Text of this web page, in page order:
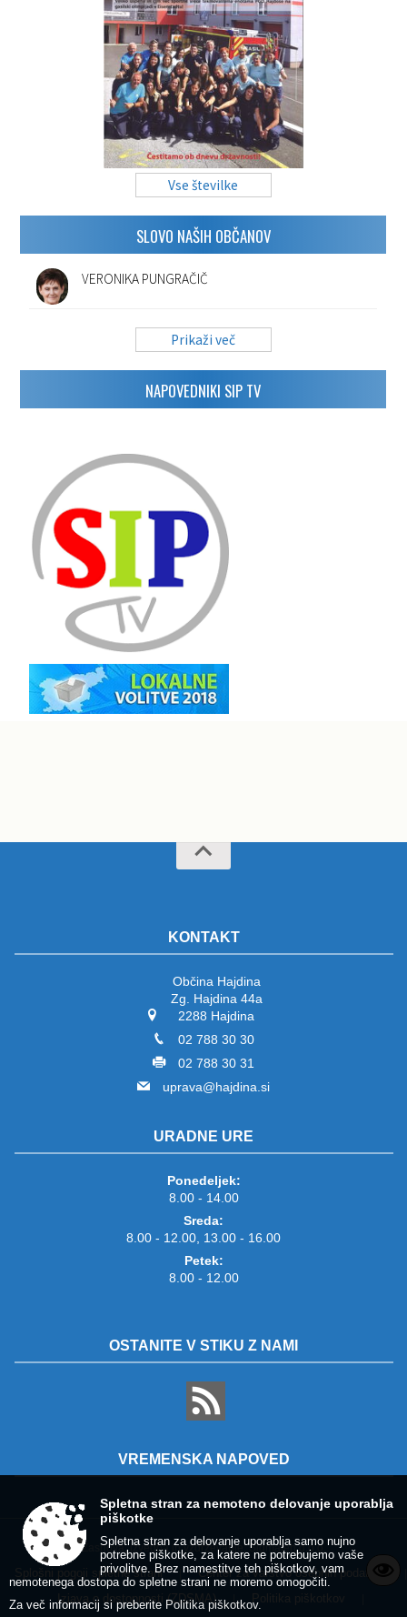
Vse številke
SLOVO NAŠIH OBČANOV
VERONIKA PUNGRAČIČ
Prikaži več
NAPOVEDNIKI SIP TV
KONTAKT
Občina Hajdina
Zg. Hajdina 44a
2288 Hajdina
02 788 30 30
02 788 30 31
uprava@hajdina.si
URADNE URE
Ponedeljek:
8.00 - 14.00
Sreda:
8.00 - 12.00, 13.00 - 16.00
Petek:
8.00 - 12.00
OSTANITE V STIKU Z NAMI
VREMENSKA NAPOVED
Zasnova, izvedba in vzdrževanje: Sigmateh d.o.o.
Splošni pogoji spletne strani | Center za varstvo osebnih podatkov
Izjava o dostopnosti (ZDSMA) |
Spletna stran za nemoteno delovanje uporablja
piškotke
Spletna stran za delovanje uporablja samo nujno
potrebne piškotke, za katere ne potrebujemo vaše
privolitve. Brez namestitve teh piškotkov, vam
nemotenega dostopa do spletne strani ne moremo omogočiti.
Za več informacij si preberite Politika piškotkov.